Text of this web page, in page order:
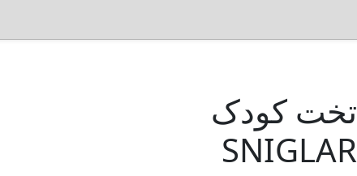
تخت کودک
SNIGLAR